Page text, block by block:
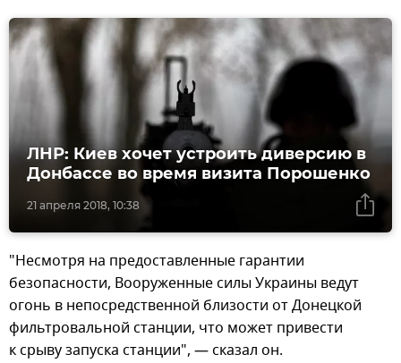
21 апреля 2018, 10:38
ЛНР: Киев хочет устроить диверсию в
Донбассе во время визита Порошенко
"Несмотря на предоставленные гарантии
безопасности, Вооруженные силы Украины ведут
огонь в непосредственной близости от Донецкой
фильтровальной станции, что может привести
к срыву запуска станции", — сказал он.